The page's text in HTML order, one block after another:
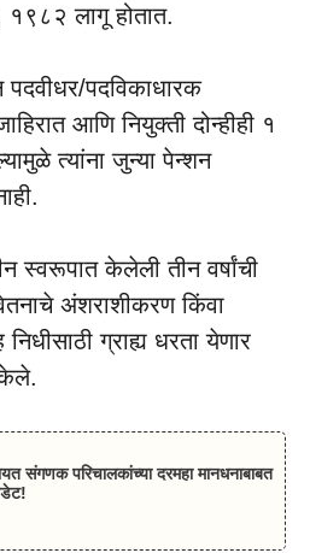
१९८२ लागू होतात.
पदविकाधारक
आणि नियुक्ती दोन्हीही १
त्यांना जुन्या पेन्शन
स्वरूपात केलेली तीन वर्षांची
अंशराशीकरण किंवा
निधीसाठी ग्राह्य धरता येणार
केले.
संगणक परिचालकांच्या दरमहा मानधनाबाबत